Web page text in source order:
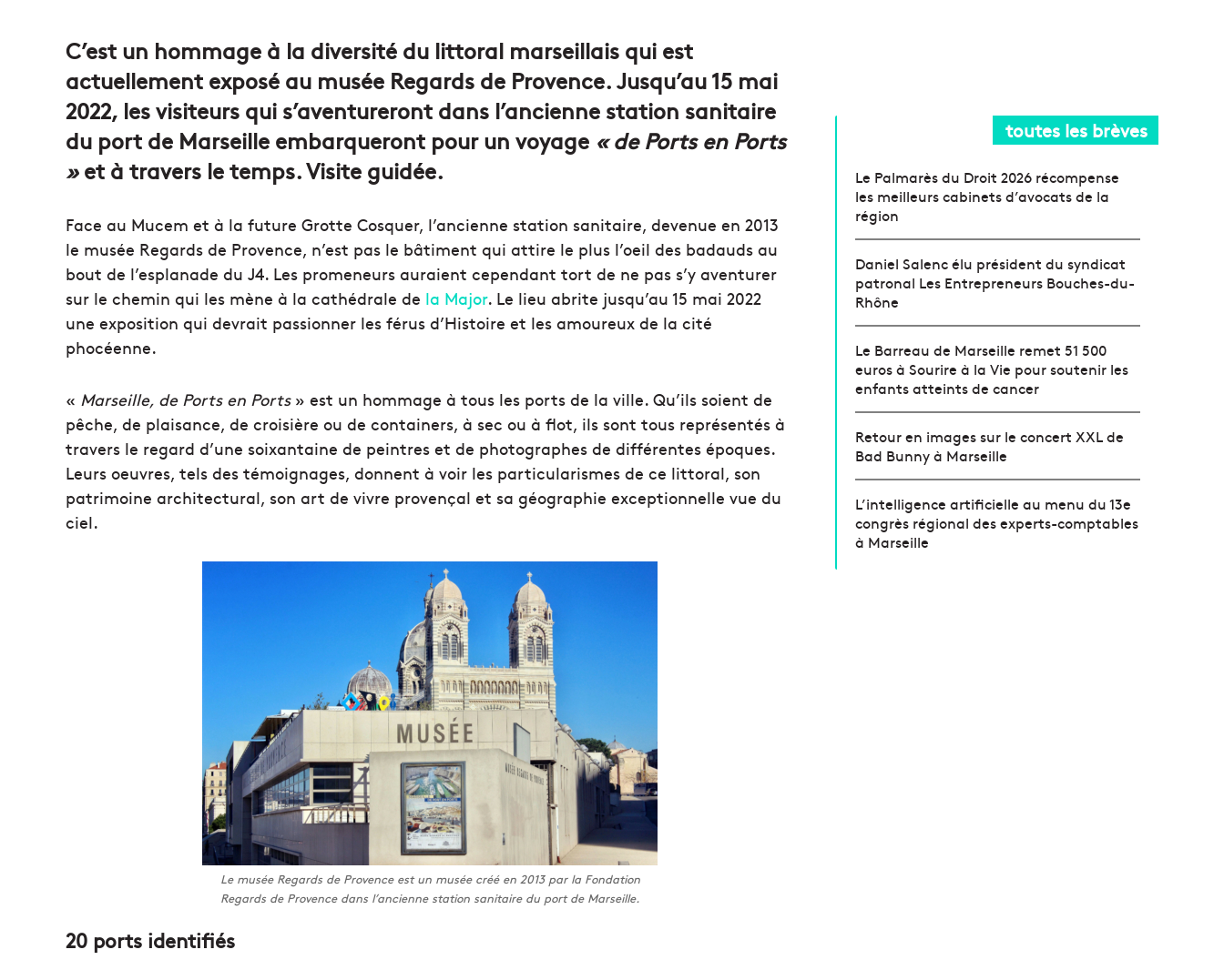
C’est un hommage à la diversité du littoral marseillais qui est
actuellement exposé au musée Regards de Provence. Jusqu’au 15 mai
2022, les visiteurs qui s’aventureront dans l’ancienne station sanitaire
du port de Marseille embarqueront pour un voyage « de Ports en Ports
»et à travers le temps. Visite guidée.
Face au Mucem et à la future Grotte Cosquer, l’ancienne station sanitaire, devenue en 2013
le musée Regards de Provence, n’est pas le bâtiment qui attire le plus l’oeil des badauds au
bout de l’esplanade du J4. Les promeneurs auraient cependant tort de ne pas s’y aventurer
sur le chemin qui les mène à la cathédrale de la Major. Le lieu abrite jusqu’au 15 mai 2022
une exposition qui devrait passionner les férus d’Histoire et les amoureux de la cité
phocéenne.
« Marseille, de Ports en Ports» est un hommage à tous les ports de la ville. Qu’ils soient de
pêche, de plaisance, de croisière ou de containers, à sec ou à flot, ils sont tous représentés à
travers le regard d’une soixantaine de peintres et de photographes de différentes époques.
Leurs oeuvres, tels des témoignages, donnent à voir les particularismes de ce littoral, son
patrimoine architectural, son art de vivre provençal et sa géographie exceptionnelle vue du
ciel.
Le musée Regards de Provence est un musée créé en 2013 par la Fondation
Regards de Provence dans l’ancienne station sanitaire du port de Marseille.
20 ports identifiés
toutes les brèves
Le Palmarès du Droit 2026 récompense
les meilleurs cabinets d’avocats de la
région
Daniel Salenc élu président du syndicat
patronal Les Entrepreneurs Bouches-du-
Rhône
Le Barreau de Marseille remet 51 500
euros à Sourire à la Vie pour soutenir les
enfants atteints de cancer
Retour en images sur le concert XXL de
Bad Bunny à Marseille
L’intelligence artificielle au menu du 13e
congrès régional des experts-comptables
à Marseille